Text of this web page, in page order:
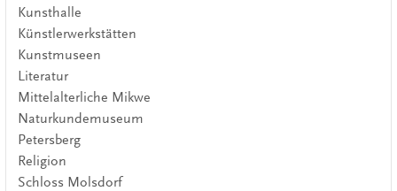
Kunsthalle
Künstlerwerkstätten
Kunstmuseen
Literatur
Mittelalterliche Mikwe
Naturkundemuseum
Petersberg
Religion
Schloss Molsdorf